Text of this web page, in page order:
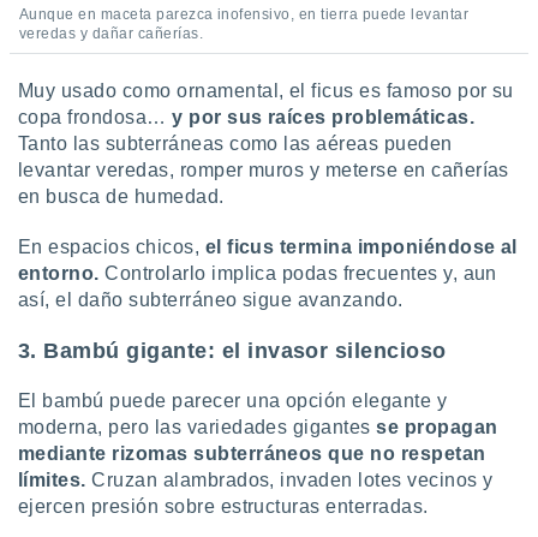
Aunque en maceta parezca inofensivo, en tierra puede levantar
veredas y dañar cañerías.
Muy usado como ornamental, el ficus es famoso por su
copa frondosa…y por sus raíces problemáticas.
Tanto las subterráneas como las aéreas pueden
levantar veredas, romper muros y meterse en cañerías
en busca de humedad.
En espacios chicos, el ficus termina imponiéndose al
entorno.Controlarlo implica podas frecuentes y, aun
así, el daño subterráneo sigue avanzando.
3. Bambú gigante: el invasor silencioso
El bambú puede parecer una opción elegante y
moderna, pero las variedades gigantesse propagan
mediante rizomas subterráneos que no respetan
límites. Cruzan alambrados, invaden lotes vecinos y
ejercen presión sobre estructuras enterradas.